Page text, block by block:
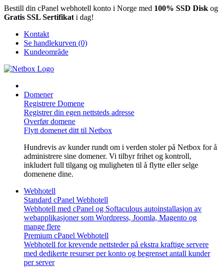
Bestill din cPanel webhotell konto i Norge med 100% SSD Disk og
Gratis SSL Sertifikat i dag!
Kontakt
Se handlekurven (0)
Kundeområde
Domener
Registrere Domene
Registrer din egen nettsteds adresse
Overfør domene
Flytt domenet ditt til Netbox
Hundrevis av kunder rundt om i verden stoler på Netbox for å
administrere sine domener. Vi tilbyr frihet og kontroll,
inkludert full tilgang og muligheten til å flytte eller selge
domenene dine.
Webhotell
Standard cPanel Webhotell
Webhotell med cPanel og Softaculous autoinstallasjon av
webapplikasjoner som Wordpress, Joomla, Magento og
mange flere
Premium cPanel Webhotell
Webhotell for krevende nettsteder på ekstra kraftige servere
med dedikerte resurser per konto og begrenset antall kunder
per server